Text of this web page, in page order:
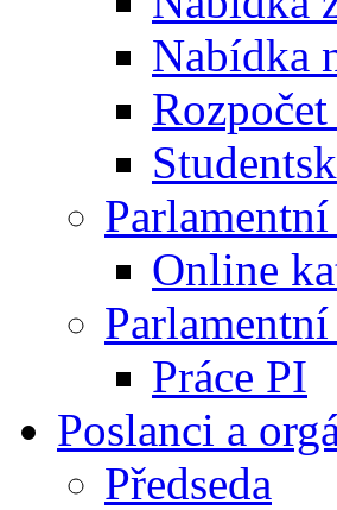
Nabídka
Rozpočet
Online
Práce PI
Poslanci a
Předseda